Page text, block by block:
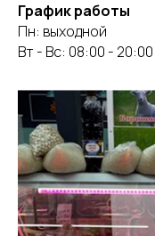
График работы
Пн: выходной
Вт - Вс: 08:00 - 20:00
8 952